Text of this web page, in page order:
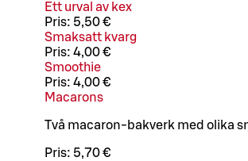
Ett urval av kex
Pris: 5,50 €
Smaksatt kvarg
Pris: 4,00 €
Smoothie
Pris: 4,00 €
Macarons
Två macaron-bakverk med olika
Pris: 5,70 €